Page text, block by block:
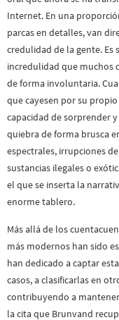
Internet. En una
parcas en detalles, van
credulidad de la gente. Es
incredulidad que muchos
de forma involuntaria.
que cayesen por su
capacidad de sorprender
quiebra de forma brusca
espectrales, irrupciones
sustancias ilegales o
el que se inserta la
enorme tablero.
Más allá de los
más modernos han sido
han dedicado a captar
casos, a clasificarlas en
contribuyendo a
la cita que Brunvand